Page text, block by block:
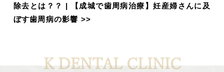
除去とは？？
|
【成城で歯周病治療】妊産婦さんに及
ぼす歯周病の影響 >>
K DENTAL CLINIC